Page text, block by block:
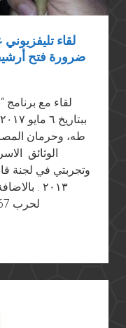
لقاء
ضرورة فتح
لقاء مع
طه، وحرمان
الوثائق
٢٠١٣ .
لحرب 1967 تُعرض للمرة الأولى. (عند 8:45)